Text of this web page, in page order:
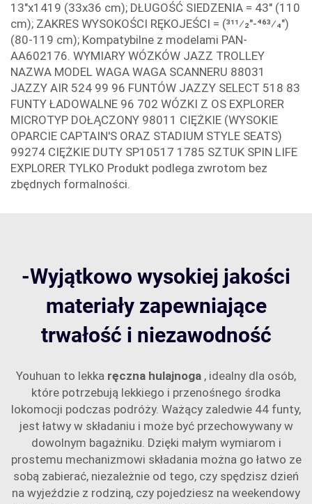
13"x1419 (33x36 cm); DŁUGOŚĆ SIEDZENIA = 43" (110
cm); ZAKRES WYSOKOŚCI RĘKOJEŚCI = (311⁄2"-463⁄4")
(80-119 cm); Kompatybilne z modelami PAN-
AA602176. WYMIARY WÓZKÓW JAZZ TROLLEY
NAZWA MODEL WAGA WAGA SCANNERU 88031
JAZZY AIR 524 99 96 FUNTÓW JAZZY SELECT 518 83
FUNTY ŁADOWALNE 96 702 WÓZKI Z OS EXPLORER
MICROTYP DOŁĄCZONY 98011 CIĘŻKIE (WYSOKIE
OPARCIE CAPTAIN'S ORAZ STADIUM STYLE SEATS)
99274 CIĘŻKIE DUTY SP10517 1785 SZTUK SPIN LIFE
EXPLORER TYLKO Produkt podlega zwrotom bez
zbędnych formalności.
-Wyjątkowo wysokiej jakości
materiały zapewniające
trwałość i niezawodność
Youhuan to lekka ręczna hulajnoga , idealny dla osób,
które potrzebują lekkiego i przenośnego środka
lokomocji podczas podróży. Ważący zaledwie 44 funty,
jest łatwy w składaniu i może być przechowywany w
dowolnym bagażniku. Dzięki małym wymiarom i
prostemu mechanizmowi składania można go łatwo ze
sobą zabierać, niezależnie od tego, czy spędzisz dzień
na wyjeździe z rodziną, czy pojedziesz na weekendowy